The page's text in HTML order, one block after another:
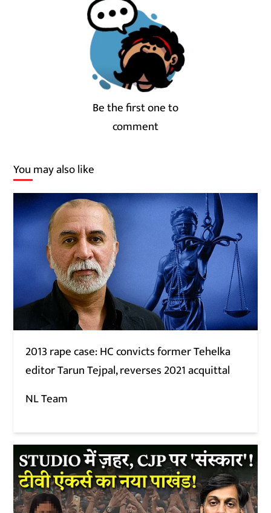
Be the first one to
comment
You may also like
2013 rape case: HC convicts former Tehelka
editor Tarun Tejpal, reverses 2021 acquittal
NL Team